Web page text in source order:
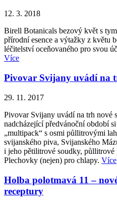
12. 3. 2018
Birell Botanicals bezový květ s
přírodní esence a výtažky z květu
léčitelství oceňovaného pro svou
Více
Pivovar Svijany uvádí na
29. 11. 2017
Pivovar Svijany uvádí na trh nové
nadcházející předvánoční období
„multipack“ s osmi půllitrovými
svijanského piva, Svijanského
i jeho pětilitrové soudky,
Plechovky (nejen) pro chlapy. Více
Holba polotmavá 11 –
receptury